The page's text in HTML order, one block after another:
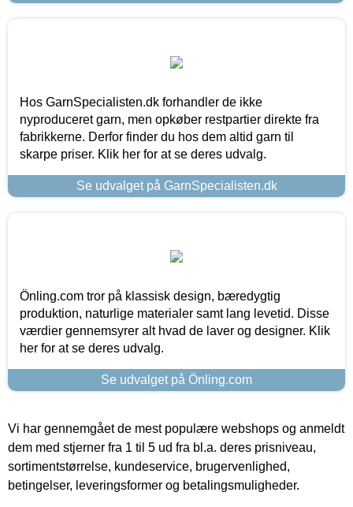
Hos GarnSpecialisten.dk forhandler de ikke
nyproduceret garn, men opkøber restpartier direkte fra
fabrikkerne. Derfor finder du hos dem altid garn til
skarpe priser. Klik her for at se deres udvalg.
Se udvalget på GarnSpecialisten.dk
Önling.com tror på klassisk design, bæredygtig
produktion, naturlige materialer samt lang levetid. Disse
værdier gennemsyrer alt hvad de laver og designer. Klik
her for at se deres udvalg.
Se udvalget på Önling.com
Vi har gennemgået de mest populære webshops og anmeldt
dem med stjerner fra 1 til 5 ud fra bl.a. deres prisniveau,
sortimentstørrelse, kundeservice, brugervenlighed,
betingelser, leveringsformer og betalingsmuligheder.